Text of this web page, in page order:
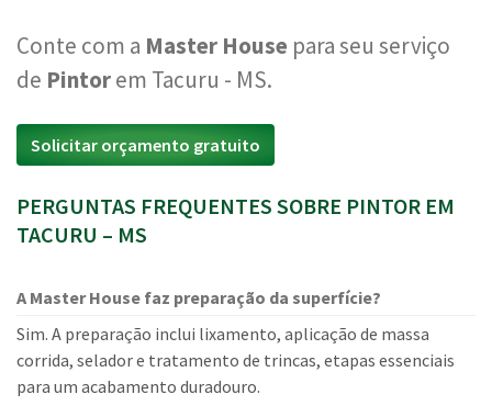
Conte com a Master House para seu serviço
de Pintorem Tacuru - MS.
Solicitar orçamento gratuito
PERGUNTAS FREQUENTES SOBRE PINTOR EM
TACURU – MS
A Master House faz preparação da superfície?
Sim. A preparação inclui lixamento, aplicação de massa
corrida, selador e tratamento de trincas, etapas essenciais
para um acabamento duradouro.